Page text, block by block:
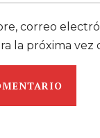
correo
la próxima vez